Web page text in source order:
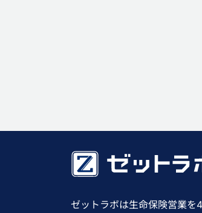
ゼットラボは生命保険営業を